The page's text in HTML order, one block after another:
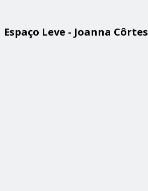
Espaço Leve - Joanna Côrtes